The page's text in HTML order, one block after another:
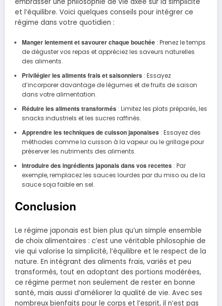
embrasser une philosophie de vie axée sur la simplicité
et l’équilibre. Voici quelques conseils pour intégrer ce
régime dans votre quotidien :
Manger lentement et savourer chaque bouchée: Prenez le temps
de déguster vos repas et appréciez les saveurs naturelles
des aliments.
Privilégier les aliments frais et saisonniers : Essayez
d’incorporer davantage de légumes et de fruits de saison
dans votre alimentation.
Réduire les aliments transformés : Limitez les plats préparés, les
snacks industriels et les sucres raffinés.
Apprendre les techniques de cuisson japonaises : Essayez des
méthodes comme la cuisson à la vapeur ou le grillage pour
préserver les nutriments des aliments.
Introduire des ingrédients japonais dans vos recettes : Par
exemple, remplacez les sauces lourdes par du miso ou de la
sauce soja faible en sel.
Conclusion
Le régime japonais est bien plus qu’un simple ensemble
de choix alimentaires : c’est une véritable philosophie de
vie qui valorise la simplicité, l’équilibre et le respect de la
nature. En intégrant des aliments frais, variés et peu
transformés, tout en adoptant des portions modérées,
ce régime permet non seulement de rester en bonne
santé, mais aussi d’améliorer la qualité de vie. Avec ses
nombreux bienfaits pour le corps et l’esprit, il n’est pas